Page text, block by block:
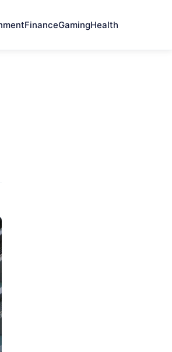
FinanceGamingHealth